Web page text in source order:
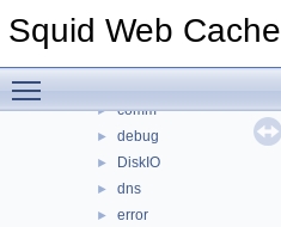
Squid Web Cache
► auth
► comm
► debug
► DiskIO
► dns
► error